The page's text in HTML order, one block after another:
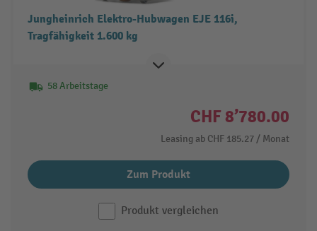
Jungheinrich Elektro-Hubwagen EJE 116i,
Tragfähigkeit 1.600 kg
58 Arbeitstage
CHF 8’780.00
Leasing ab CHF 185.27 / Monat
Zum Produkt
Produkt vergleichen